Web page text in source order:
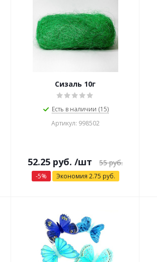
Сизаль 10г
Есть в наличии (15)
Артикул: 998502
52.25 руб. /шт 55руб.
-5% Экономия 2.75 руб.